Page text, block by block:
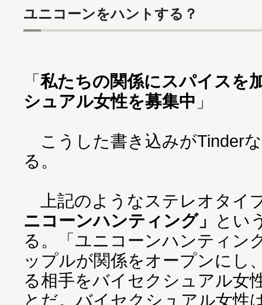
ユニコーンをハントする？
「私たちの関係にスパイスを
シュアル女性を募集中 」
こうした書き込みがTinder
る。
上記のようなステレオタイ
ニコーンハンティング」
とい
る。「ユニコーンハンティン
ップルが関係をオープンにし
る相手をバイセクシュアル女
とだ。バイセクシュアル女性